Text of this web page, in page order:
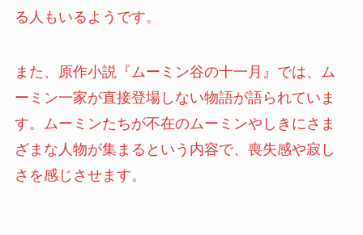
る人もいるようです。
また、原作小説『ムーミン谷の十一月』では、ム
ーミン一家が直接登場しない物語が語られていま
す。ムーミンたちが不在のムーミンやしきにさま
ざまな人物が集まるという内容で、喪失感や寂し
さを感じさせます。